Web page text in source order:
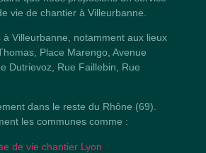
vie de chantier à Villeurbanne.
à Villeurbanne, notamment aux lieux
Place Marengo, Avenue
Dutrievoz, Rue Faillebin, Rue
dans le reste du Rhône (69).
les communes comme :
de vie chantier Lyon